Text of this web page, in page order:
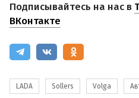
Подписывайтесь на нас в
ВКонтакте
LADA Sollers Volga